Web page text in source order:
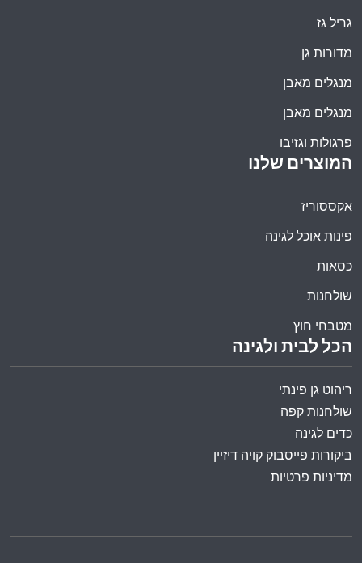
הכל לבית ולגינה
ריהוט גן פינתי
שולחנות קפה
כדים לגינה
ביקורות פייסבוק קויה דיזיין
מדיניות פרטיות
המוצרים שלנו
אקססוריז
פינות אוכל לגינה
כסאות
שולחנות
מטבחי חוץ
גריל גז
מדורות גן
מנגלים מאבן
מנגלים מאבן
פרגולות וגזיבו